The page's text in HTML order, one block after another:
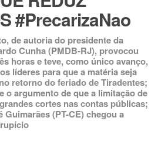
#PrecarizaNao
de autoria do presidente da
Cunha (PMDB-RJ), provocou
horas e teve, como único avanço,
líderes para que a matéria seja
retorno do feriado de Tiradentes;
o argumento de que a limitação de
cortes nas contas públicas;
(PT-CE) chegou a